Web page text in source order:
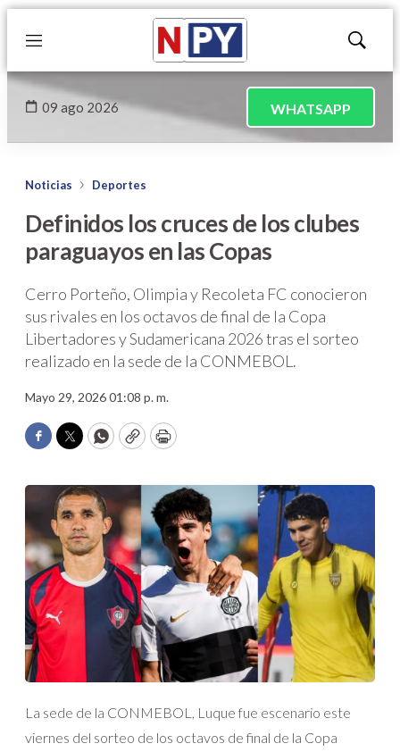
Menú
Mostrar
09 ago 2026 WHATSAPP
Noticias Deportes
Definidos los cruces de los clubes
paraguayos en las Copas
Cerro Porteño, Olimpia y Recoleta FC conocieron
sus rivales en los octavos de final de la Copa
Libertadores y Sudamericana 2026 tras el sorteo
realizado en la sede de la CONMEBOL.
Mayo 29, 2026 01:08 p. m.
Facebook
TwitterWhatsApp
CopyPrint
La sede de la CONMEBOL, Luque fue escenario este
viernes del sorteo de los octavos de final de la Copa